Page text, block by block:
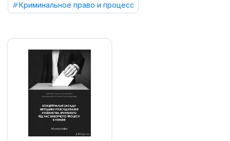
Криминальное право и процесс